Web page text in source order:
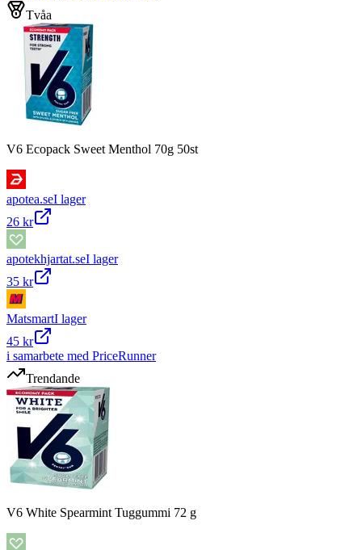
Tvåa
V6 Ecopack Sweet Menthol 70g 50st
apotea.seI lager
26 kr
apotekhjartat.seI lager
35 kr
MatsmartI lager
45 kr
i samarbete med PriceRunner
Trendande
V6 White Spearmint Tuggummi 72 g